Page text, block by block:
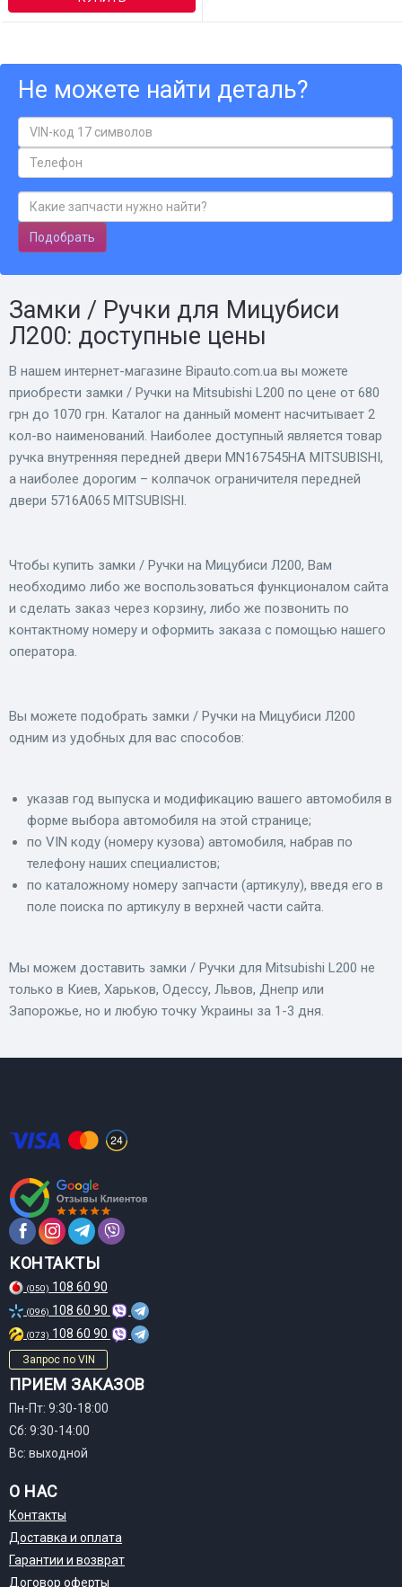
Не можете найти деталь?
Подобрать
Замки / Ручки для Мицубиси
Л200: доступные цены
В нашем интернет-магазине Bіpauto.com.ua вы можете
приобрести замки / Ручки на Mitsubishi L200 по цене от 680
грн до 1070 грн. Каталог на данный момент насчитывает 2
кол-во наименований. Наиболее доступный является товар
ручка внутренняя передней двери MN167545HA MITSUBISHI,
а наиболее дорогим – колпачок ограничителя передней
двери 5716A065 MITSUBISHI.
Чтобы купить замки / Ручки на Мицубиси Л200, Вам
необходимо либо же воспользоваться функционалом сайта
и сделать заказ через корзину, либо же позвонить по
контактному номеру и оформить заказа с помощью нашего
оператора.
Вы можете подобрать замки / Ручки на Мицубиси Л200
одним из удобных для вас способов:
указав год выпуска и модификацию вашего автомобиля в
форме выбора автомобиля на этой странице;
по VIN коду (номеру кузова) автомобиля, набрав по
телефону наших специалистов;
по каталожному номеру запчасти (артикулу), введя его в
поле поиска по артикулу в верхней части сайта.
Мы можем доставить замки / Ручки для Mitsubishi L200 не
только в Киев, Харьков, Одессу, Львов, Днепр или
Запорожье, но и любую точку Украины за 1-3 дня.
КОНТАКТЫ
(050) 108 60 90
(096) 108 60 90
(073) 108 60 90
Запрос по VIN
ПРИЕМ ЗАКАЗОВ
Пн-Пт: 9:30-18:00
Сб: 9:30-14:00
Вс: выходной
О НАС
Контакты
Доставка и оплата
Гарантии и возврат
Договор оферты